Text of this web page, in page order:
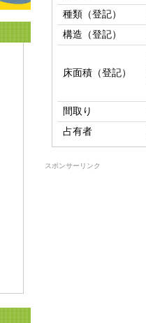
種類（登記）
構造（登記）
床面積（登記）
間取り
占有者
スポンサーリンク